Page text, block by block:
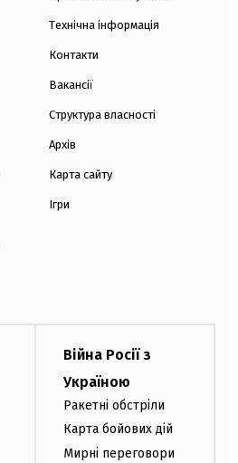
Технічна інформація
Контакти
Вакансії
Структура власності
Архів
Карта сайту
Ігри
Війна Росії з
Україною
Ракетні обстріли
Карта бойових дій
Мирні переговори